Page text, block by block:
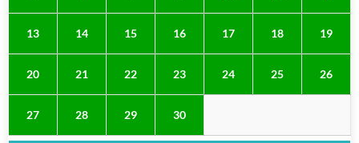
13 14 15 16 17 18 19
20 21 22 23 24 25 26
27 28 29 30